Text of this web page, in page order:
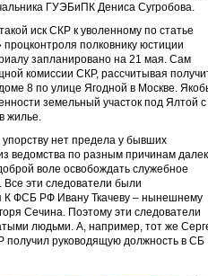
ГУЭБиПК Дениса Сугробова.
иск СКР к уволенному по статье
полковнику юстиции
запланировано на 21 мая. Сам
комиссии СКР, рассчитывая
8 по улице Ягодной в Москве.
земельный участок под Ялтой с
жилье.
упорству нет предела у бывших
ведомства по разным причинам
воле освобождать служебное
эти следователи были
К ФСБ РФ Ивану Ткачеву – нынешнему
Сечина. Поэтому эти следователи
людьми. А, например, тот же
получил руководящую должность в СБ